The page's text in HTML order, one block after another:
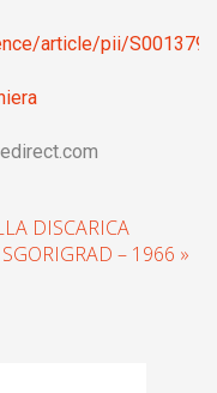
article/pii/
DISCARICA
– 1966 »